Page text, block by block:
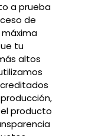
a prueba
de
tu
altos
producto